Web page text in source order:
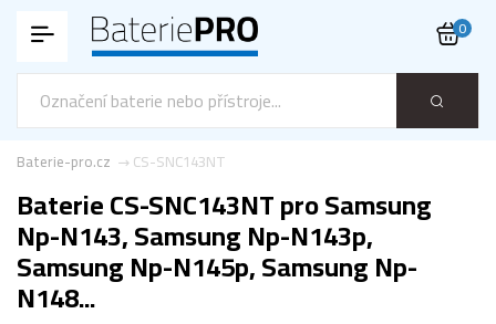
0
CS-SNC143NT
Baterie-pro.cz
Baterie CS-SNC143NT pro Samsung
Np-N143, Samsung Np-N143p,
Samsung Np-N145p, Samsung Np-
N148...